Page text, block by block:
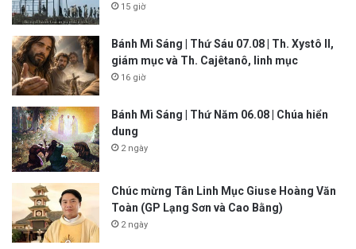
15 giờ
Bánh Mì Sáng | Thứ Sáu 07.08 | Th. Xystô II,
giám mục và Th. Cajêtanô, linh mục
16 giờ
Bánh Mì Sáng | Thứ Năm 06.08 | Chúa hiển
dung
2 ngày
Chúc mừng Tân Linh Mục Giuse Hoàng Văn
Toàn (GP Lạng Sơn và Cao Bằng)
2 ngày